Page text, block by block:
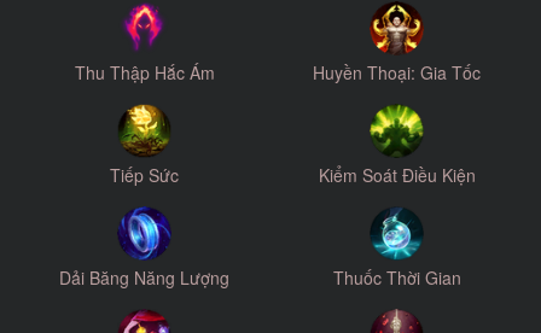
Thu Thập Hắc Ám Huyền Thoại: Gia Tốc
Tiếp Sức Kiểm Soát Điều Kiện
Dải Băng Năng Lượng Thuốc Thời Gian